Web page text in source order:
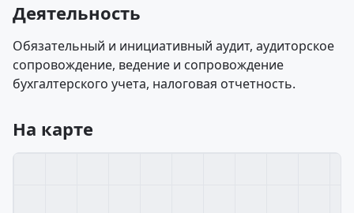
Деятельность
Обязательный и инициативный аудит, аудиторское
сопровождение, ведение и сопровождение
бухгалтерского учета, налоговая отчетность.
На карте